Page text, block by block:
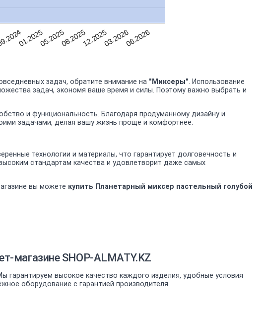
01.202505.202508.202512.202503.202606.2026
задач, обратите внимание на "Миксеры". Использование
задач, экономя ваше время и силы. Поэтому важно выбрать и
и функциональность. Благодаря продуманному дизайну и
задачами, делая вашу жизнь проще и комфортнее.
технологии и материалы, что гарантирует долговечность и
стандартам качества и удовлетворит даже самых
вы можете купить Планетарный миксер пастельный голубой
магазине SHOP-ALMATY.KZ
гарантируем высокое качество каждого изделия, удобные условия
оборудование с гарантией производителя.